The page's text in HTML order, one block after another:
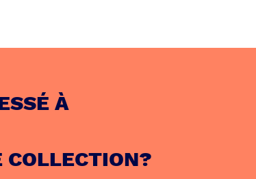
À
COLLECTION?